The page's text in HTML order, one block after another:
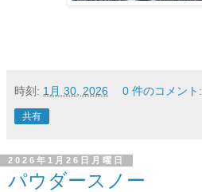
時刻: 1月 30, 2026 0 件のコメント:
共有
2026年1月26日月曜日
パウダースノー